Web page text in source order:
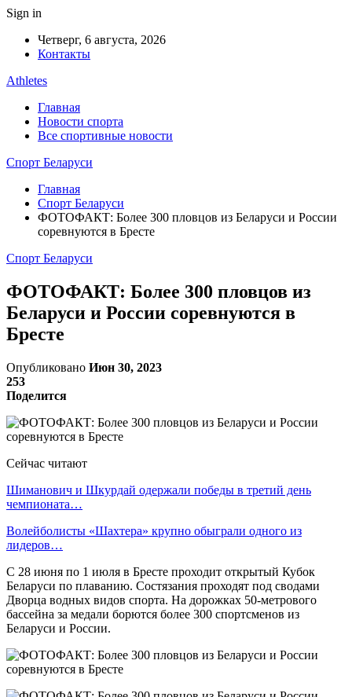
Sign in
Четверг, 6 августа, 2026
Контакты
Athletes
Главная
Новости спорта
Все спортивные новости
Спорт Беларуси
Главная
Спорт Беларуси
ФОТОФАКТ: Более 300 пловцов из Беларуси и России
соревнуются в Бресте
Спорт Беларуси
ФОТОФАКТ: Более 300 пловцов из
Беларуси и России соревнуются в
Бресте
Опубликовано Июн 30, 2023
253
Поделится
Сейчас читают
Шиманович и Шкурдай одержали победы в третий день
чемпионата…
Волейболисты «Шахтера» крупно обыграли одного из
лидеров…
С 28 июня по 1 июля в Бресте проходит открытый Кубок
Беларуси по плаванию. Состязания проходят под сводами
Дворца водных видов спорта. На дорожках 50-метрового
бассейна за медали борются более 300 спортсменов из
Беларуси и России.